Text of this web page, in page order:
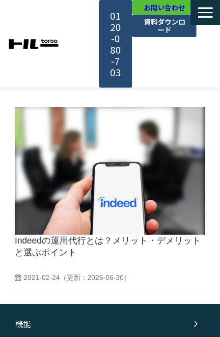
01
20
-0
80
-7
03
お問い合わせ
資料ダウンロ
ード
機能・サービス紹介
活用事例
料金・プラン
セミナー一覧
よくあるご質問
Indeedの運用代行とは？メリット・デメリット
と選ぶポイント
2021-02-24 （更新： 2026-06-30）
機能